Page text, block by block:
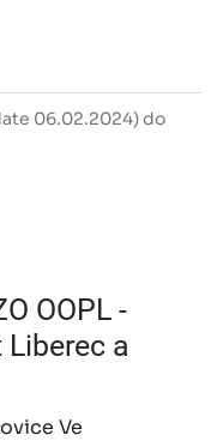
06.02.2024) do
OOPL -
a
Ve